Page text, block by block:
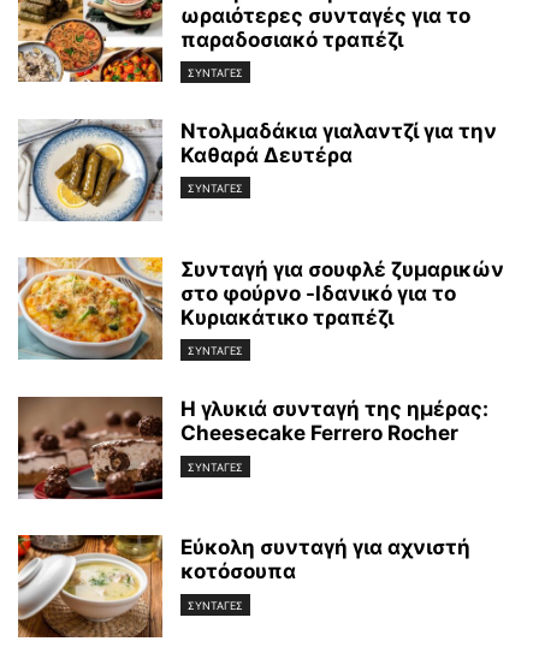
ωραιότερες συνταγές για το
παραδοσιακό τραπέζι
ΣΥΝΤΑΓΕΣ
Ντολμαδάκια γιαλαντζί για την
Καθαρά Δευτέρα
ΣΥΝΤΑΓΕΣ
Συνταγή για σουφλέ ζυμαρικών
στο φούρνο -Ιδανικό για το
Κυριακάτικο τραπέζι
ΣΥΝΤΑΓΕΣ
Η γλυκιά συνταγή της ημέρας:
Cheesecake Ferrero Rocher
ΣΥΝΤΑΓΕΣ
Εύκολη συνταγή για αχνιστή
κοτόσουπα
ΣΥΝΤΑΓΕΣ